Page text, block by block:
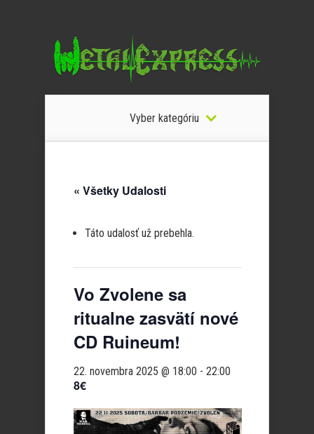
Vyber kategóriu
« Všetky Udalosti
Táto udalosť už prebehla.
Vo Zvolene sa
ritualne zasvätí nové
CD Ruineum!
22. novembra 2025 @ 18:00 - 22:00
8€